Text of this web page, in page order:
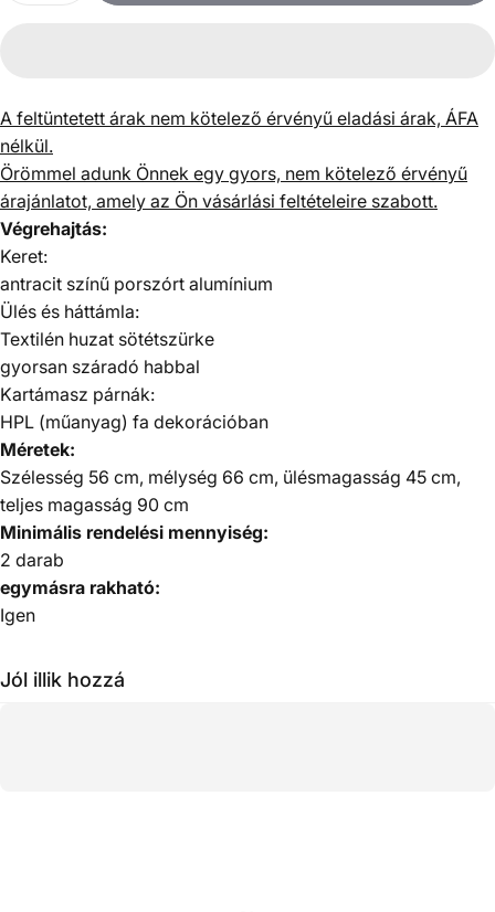
A feltüntetett árak nem kötelező érvényű eladási árak, ÁFA
nélkül.
Örömmel adunk Önnek egy gyors, nem kötelező érvényű
árajánlatot, amely az Ön vásárlási feltételeire szabott.
Végrehajtás:
Keret:
antracit színű porszórt alumínium
Ülés és háttámla:
Textilén huzat sötétszürke
gyorsan száradó habbal
Kartámasz párnák:
HPL (műanyag) fa dekorációban
Méretek:
Szélesség 56 cm, mélység 66 cm, ülésmagasság 45 cm,
teljes magasság 90 cm
Minimális rendelési mennyiség:
2 darab
egymásra rakható:
Igen
Jól illik hozzá